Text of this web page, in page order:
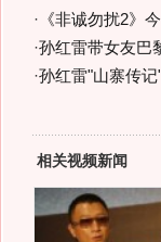
· 《非诚勿扰2》
·孙红雷带女友巴
·孙红雷"山寨传
相关视频新闻